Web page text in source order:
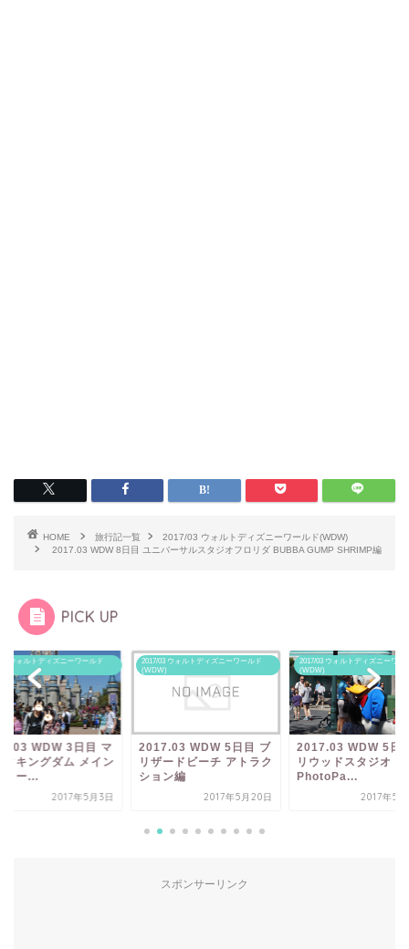
HOME 旅行記一覧
2017/03 ウォルトディズニーワールド(WDW)
2017.03 WDW 8日目 ユニバーサルスタジオフロリダ BUBBA GUMP SHRIMP編
PICK UP
03 ウォルトディズニーワールド
WDW 5日目 ブ
ードビーチ アトラク
ン編
2017年5月20日
2017/03 ウォルトディズニーワールド
(WDW)
2017.03 WDW 5日目 ハ
リウッドスタジオ
PhotoPa...
2017年5月22日
2017/03 ウォルトディズニーワ
(WDW)
2017.03 WDW 8
Universal's I...
2017年
スポンサーリンク